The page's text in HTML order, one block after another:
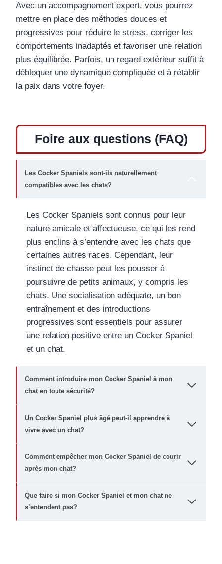
Avec un accompagnement expert, vous pourrez
mettre en place des méthodes douces et
progressives pour réduire le stress, corriger les
comportements inadaptés et favoriser une relation
plus équilibrée. Parfois, un regard extérieur suffit à
débloquer une dynamique compliquée et à rétablir
la paix dans votre foyer.
Foire aux questions (FAQ)
Les Cocker Spaniels sont-ils naturellement
compatibles avec les chats?
Les Cocker Spaniels sont connus pour leur
nature amicale et affectueuse, ce qui les rend
plus enclins à s’entendre avec les chats que
certaines autres races. Cependant, leur
instinct de chasse peut les pousser à
poursuivre de petits animaux, y compris les
chats. Une socialisation adéquate, un bon
entraînement et des introductions
progressives sont essentiels pour assurer
une relation positive entre un Cocker Spaniel
et un chat.
Comment introduire mon Cocker Spaniel à mon
chat en toute sécurité?
Un Cocker Spaniel plus âgé peut-il apprendre à
vivre avec un chat?
Comment empêcher mon Cocker Spaniel de courir
après mon chat?
Que faire si mon Cocker Spaniel et mon chat ne
s’entendent pas?